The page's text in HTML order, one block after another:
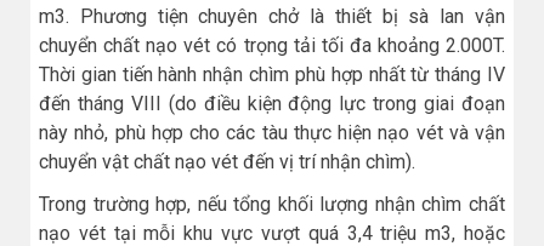
m3. Phương tiện chuyên chở là thiết bị sà lan vận
chuyển chất nạo vét có trọng tải tối đa khoảng 2.000T.
Thời gian tiến hành nhận chìm phù hợp nhất từ tháng IV
đến tháng VIII (do điều kiện động lực trong giai đoạn
này nhỏ, phù hợp cho các tàu thực hiện nạo vét và vận
chuyển vật chất nạo vét đến vị trí nhận chìm).
Trong trường hợp, nếu tổng khối lượng nhận chìm chất
nạo vét tại mỗi khu vực vượt quá 3,4 triệu m3, hoặc